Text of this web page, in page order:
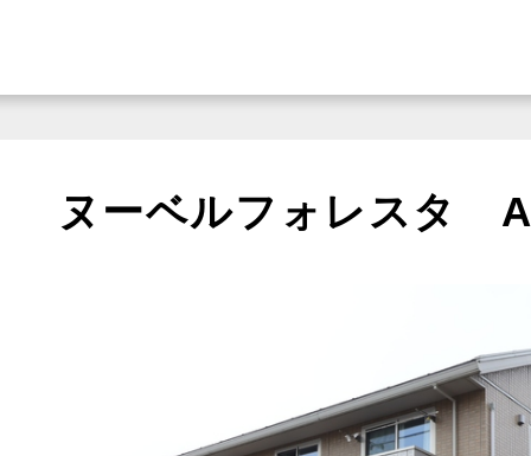
ヌーベルフォレスタ A